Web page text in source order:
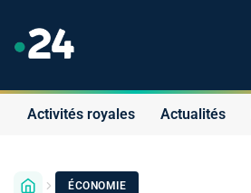
Activités royales Actualités
ÉCONOMIE